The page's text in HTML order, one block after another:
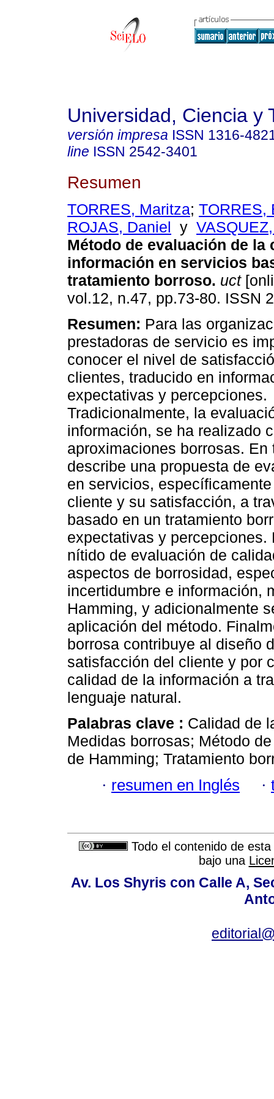
Universidad, Ciencia y
versión impresa ISSN 1316-
line ISSN 2542-3401
Resumen
TORRES, Maritza; TORRES,
ROJAS, Daniel y
Método de evaluación de la
información en servicios
tratamiento borroso. uct
vol.12, n.47, pp.73-80. ISSN
Resumen: Para las
prestadoras de servicio es
conocer el nivel de
clientes, traducido en
expectativas y percepciones.
Tradicionalmente, la
información, se ha realizado
aproximaciones borrosas.
describe una propuesta de
en servicios,
cliente y su satisfacción, a
basado en un tratamiento
expectativas y
nítido de evaluación de
aspectos de borrosidad,
incertidumbre e información,
Hamming, y adicionalmente
aplicación del método.
borrosa contribuye al diseño
satisfacción del cliente y por
calidad de la información a
lenguaje natural.
Palabras clave : Calidad de
Medidas borrosas; Método
de Hamming; Tratamiento
· resumen en Inglés ·
Todo el contenido de
bajo una
Av. Los Shyris con Calle A,